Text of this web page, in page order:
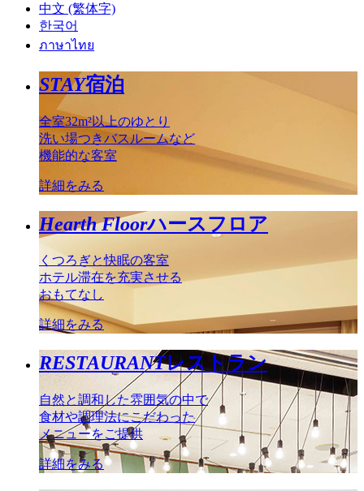
中文 (繁体字)
한국어
ภาษาไทย
STAY宿泊
全室32m²以上のゆとり
洗い場つきバスルームなど
機能的な客室
詳細をみる
Hearth Floorハースフロア
くつろぎと快眠の客室
ホテル滞在を充実させる
おもてなし
詳細をみる
RESTAURANTレストラン
自然と調和した雰囲気の中で
食材や調理法にこだわった
メニューをご提供
詳細をみる